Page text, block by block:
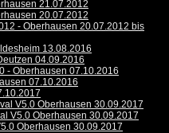
21.07.2012
20.07.2012
- Oberhausen 20.07.2012 bis
13.08.2016
04.09.2016
- Oberhausen 07.10.2016
07.10.2016
V5.0 Oberhausen 30.09.2017
V5.0 Oberhausen 30.09.2017
Oberhausen 30.09.2017